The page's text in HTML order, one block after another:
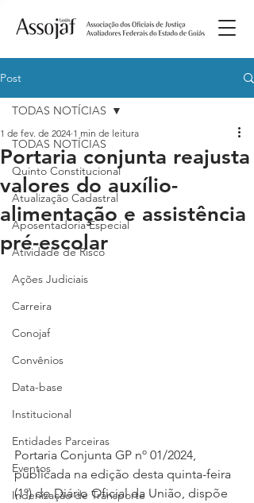
Post
TODAS NOTÍCIAS
Quinto Constitucional
Atualização Cadastral
Aposentadoria Especial
Atividade de Risco
Ações Judiciais
Carreira
Conojaf
Convênios
Data-base
Institucional
Entidades Parceiras
Eventos
Indenização de Transporte
TODAS NOTÍCIAS
Portaria conjunta reajusta
valores do auxílio-
alimentação e assistência
pré-escolar
1 de fev. de 2024 1 min de leitura
Portaria Conjunta GP nº 01/2024,
publicada na edição desta quinta-feira
(1º) do Diário Oficial da União, dispõe